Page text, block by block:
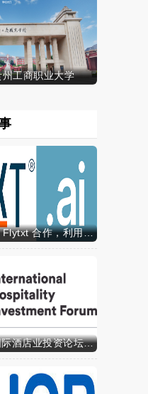
工商职业大学
IIFL Capital 与 Flytxt 合作，利用代理式 AI 推动资产管理规模的可持续增长
Questex旗下国际酒店业投资论坛亚洲峰会表示，亚洲酒店业有望迎来投资加速期